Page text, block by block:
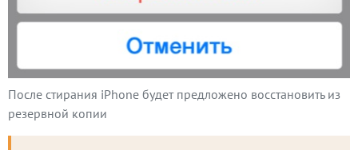
После стирания iPhone будет предложено восстановить из
резервной копии